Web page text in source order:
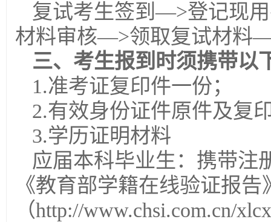
复试考生签到—>登记现
材料审核—>领取复试材料
三、考生报到时须携带以
1.准考证复印件一份；
2.有效身份证件原件及复
3.学历证明材料
应届本科毕业生：携带注
《教育部学籍在线验证报
（http://www.chsi.com.cn/